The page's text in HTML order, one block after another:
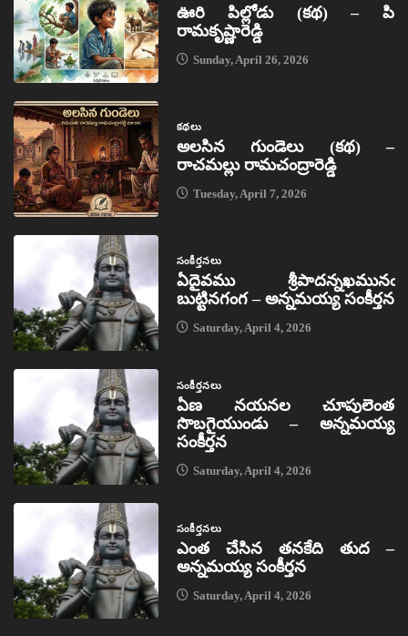
ఊరి పిల్లోడు (కథ) – పి
రామకృష్ణారెడ్డి
Sunday, April 26, 2026
కథలు
అలసిన గుండెలు (కథ) –
రాచమల్లు రామచంద్రారెడ్డి
Tuesday, April 7, 2026
సంకీర్తనలు
ఏదైవము శ్రీపాదన్నఖమునఁ
బుట్టినగంగ – అన్నమయ్య సంకీర్తన
Saturday, April 4, 2026
సంకీర్తనలు
ఏణ నయనల చూపులెంత
సొబగైయుండు – అన్నమయ్య
సంకీర్తన
Saturday, April 4, 2026
సంకీర్తనలు
ఎంత చేసిన తనకేది తుద –
అన్నమయ్య సంకీర్తన
Saturday, April 4, 2026